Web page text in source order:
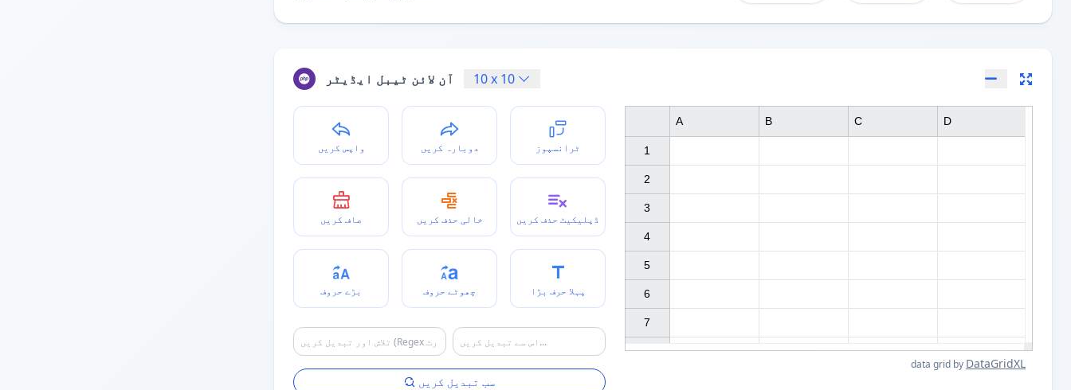
آن لائن ٹیبل ایڈیٹر 10x 10
واپس کریں دوبارہ کریں ٹرانسپوز
صاف کریں خالی حذف کریں ڈپلیکیٹ حذف کریں
بڑے حروف چھوٹے حروف پہلا حرف بڑا
سب تبدیل کریں
1
2
3
4
5
6
7
A B C D
data grid by DataGridXL